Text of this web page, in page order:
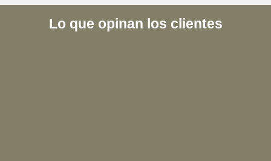
Lo que opinan los clientes